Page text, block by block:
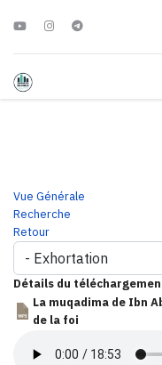
Vue Générale
Recherche
Retour
Détails du
La muqadima de Ibn
de la foi